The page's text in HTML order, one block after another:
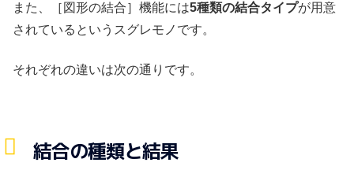
また、［図形の結合］機能には5種類の結合タイプが用意
されているというスグレモノです。
それぞれの違いは次の通りです。
結合の種類と結果